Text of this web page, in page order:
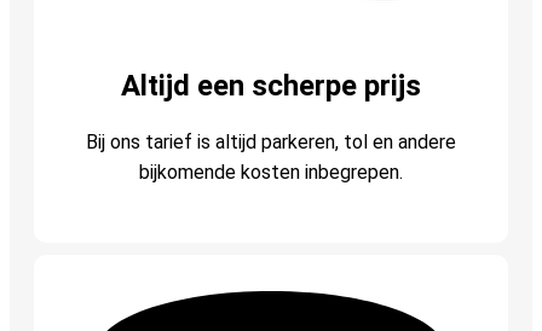
Altijd een scherpe prijs
Bij ons tarief is altijd parkeren, tol en andere
bijkomende kosten inbegrepen.